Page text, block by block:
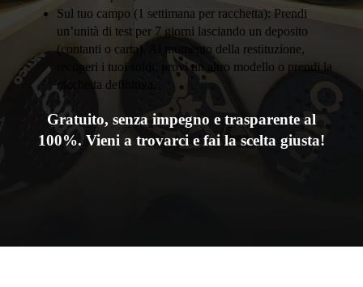
Sul tuo campo (1 settimana per racchetta): Prendi
un’unità di test per 7 giorni lasciando un deposito
(contanti o carta). Al momento della restituzione,
recuperi i tuoi soldi, provi un altro modello o prendi la
racchetta definitiva.
Gratuito, senza impegno e trasparente al
100%. Vieni a trovarci e fai la scelta giusta!